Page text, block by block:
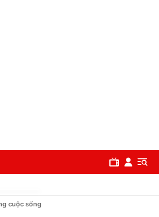
cuộc sống